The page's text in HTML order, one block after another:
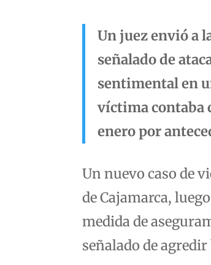
Un juez envió a
señalado de
sentimental en
víctima contaba
enero por
Un nuevo caso de
de Cajamarca,
medida de
señalado de